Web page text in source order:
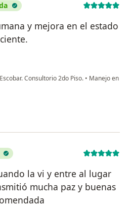
y mejora en el estado
Consultorio 2do Piso. • Manejo en
la vi y entre al lugar
mucha paz y buenas